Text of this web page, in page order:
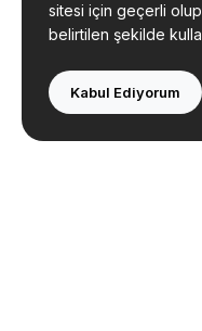
sitesi için geçerli
belirtilen şekilde
Kabul Ediyorum